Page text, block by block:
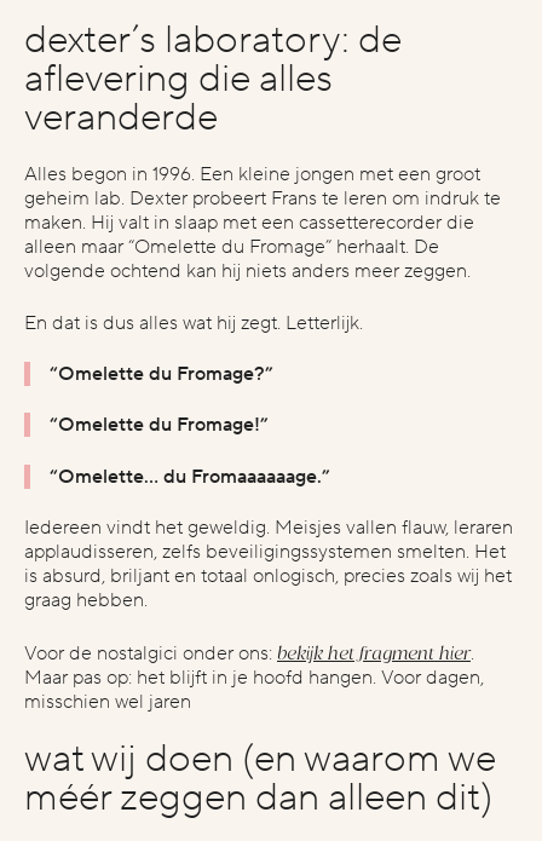
dexter’s laboratory: de
aflevering die alles
veranderde
Alles begon in 1996. Een kleine jongen met een groot
geheim lab. Dexter probeert Frans te leren om indruk te
maken. Hij valt in slaap met een cassetterecorder die
alleen maar “Omelette du Fromage” herhaalt. De
volgende ochtend kan hij niets anders meer zeggen.
En dat is dus alles wat hij zegt. Letterlijk.
“Omelette du Fromage?”
“Omelette du Fromage!”
“Omelette… du Fromaaaaaage.”
Iedereen vindt het geweldig. Meisjes vallen flauw, leraren
applaudisseren, zelfs beveiligingssystemen smelten. Het
is absurd, briljant en totaal onlogisch, precies zoals wij het
graag hebben.
Voor de nostalgici onder ons: bekijk het fragment hier.
Maar pas op: het blijft in je hoofd hangen. Voor dagen,
misschien wel jaren
wat wij doen (en waarom we
méér zeggen dan alleen dit)